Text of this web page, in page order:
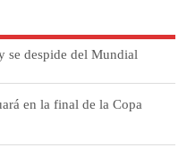
se despide del Mundial
en la final de la Copa